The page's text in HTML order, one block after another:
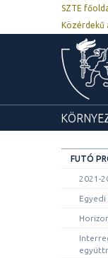
SZTE
Közérdekű
FUTÓ
2021-